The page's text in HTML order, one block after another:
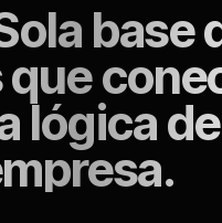
base
que
lógica